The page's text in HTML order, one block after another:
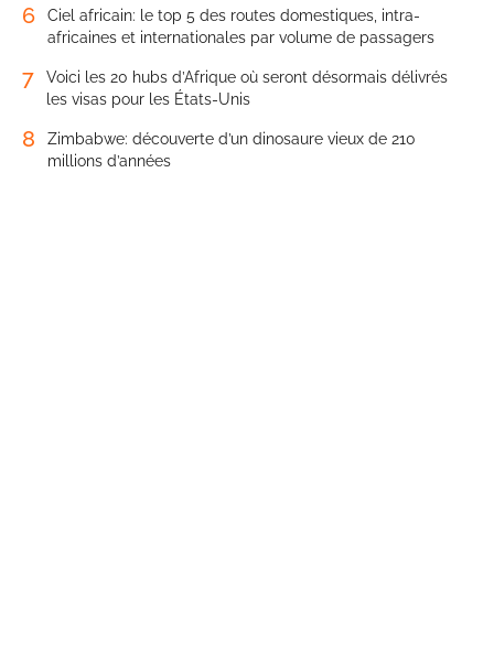
6
Ciel africain: le top 5 des routes domestiques, intra-
africaines et internationales par volume de passagers
7
Voici les 20 hubs d’Afrique où seront désormais délivrés
les visas pour les États-Unis
8
Zimbabwe: découverte d’un dinosaure vieux de 210
millions d’années